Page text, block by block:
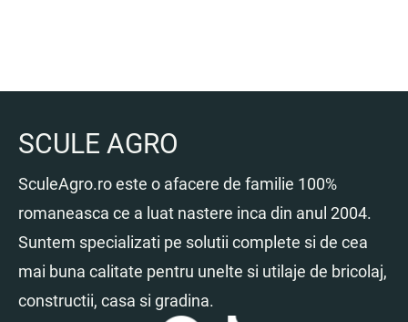
SCULE AGRO
SculeAgro.ro este o afacere de familie 100%
romaneasca ce a luat nastere inca din anul 2004.
Suntem specializati pe solutii complete si de cea
mai buna calitate pentru unelte si utilaje de bricolaj,
constructii, casa si gradina.